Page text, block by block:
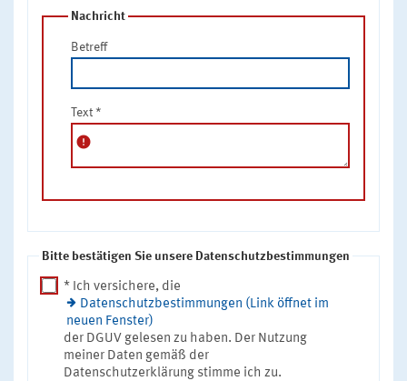
Nachricht
Betreff
Text *
error
Bitte bestätigen Sie unsere Datenschutzbestimmungen
* Ich versichere, die
Datenschutzbestimmungen (Link öffnet im
neuen Fenster)
der DGUV gelesen zu haben. Der Nutzung
meiner Daten gemäß der
Datenschutzerklärung stimme ich zu.